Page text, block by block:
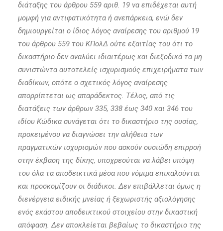
διάταξης του άρθρου 559 αριθ. 19 να επιδέχεται αυτή
μομφή για αντιφατικότητα ή ανεπάρκεια, ενώ δεν
δημιουργείται ο ίδιος λόγος αναίρεσης του αριθμού 19
του άρθρου 559 του ΚΠολΔ ούτε εξαιτίας του ότι το
δικαστήριο δεν αναλύει ιδιαιτέρως και διεξοδικά τα μη
συνιστώντα αυτοτελείς ισχυρισμούς επιχειρήματα των
διαδίκων, οπότε ο σχετικός λόγος αναίρεσης
απορρίπτεται ως απαράδεκτος. Τέλος, από τις
διατάξεις των άρθρων 335, 338 έως 340 και 346 του
ιδίου Κώδικα συνάγεται ότι το δικαστήριο της ουσίας,
προκειμένου να διαγνώσει την αλήθεια των
πραγματικών ισχυρισμών που ασκούν ουσιώδη επιρροή
στην έκβαση της δίκης, υποχρεούται να λάβει υπόψη
του όλα τα αποδεικτικά μέσα που νόμιμα επικαλούνται
και προσκομίζουν οι διάδικοι. Δεν επιβάλλεται όμως η
διενέργεια ειδικής μνείας ή ξεχωριστής αξιολόγησης
ενός εκάστου αποδεικτικού στοιχείου στην δικαστική
απόφαση. Δεν αποκλείεται βεβαίως το δικαστήριο της